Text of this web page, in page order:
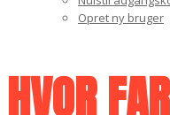
Opret ny bruger
HVOR